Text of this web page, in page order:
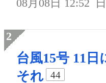
08月08日 12:52
台風15号 11日
それ
44